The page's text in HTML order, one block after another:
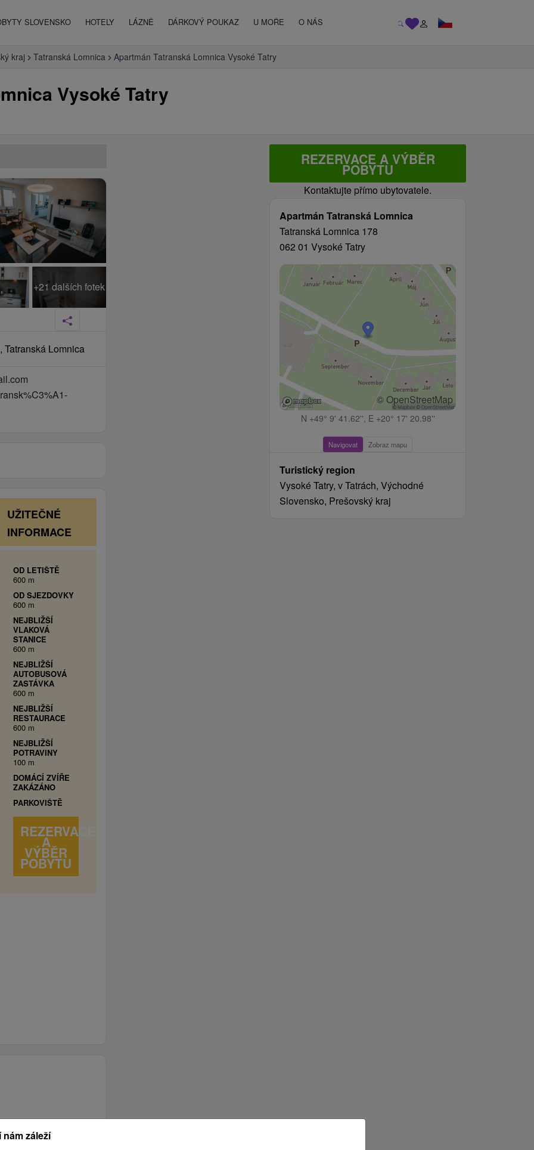
SLOVENSKO HOTELY LÁZNĚ DÁRKOVÝ POUKAZ U MOŘE O NÁS
kraj Tatranská Lomnica Apartmán Tatranská Lomnica Vysoké Tatry
Vysoké Tatry
REZERVACE A VÝBĚR
POBYTU
Kontaktujte přímo ubytovatele.
Apartmán Tatranská Lomnica
Tatranská Lomnica 178
062 01 Vysoké Tatry
© OpenStreetMap
N +49° 9' 41.62'', E +20° 17' 20.98''
Navigovat Zobraz mapu
Turistický region
Vysoké Tatry, v Tatrách, Východné
Slovensko, Prešovský kraj
+21 dalších fotek
Lomnica
UŽITEČNÉ
INFORMACE
OD LETIŠTĚ
600 m
OD SJEZDOVKY
600 m
NEJBLIŽŠÍ
VLAKOVÁ
STANICE
600 m
NEJBLIŽŠÍ
AUTOBUSOVÁ
ZASTÁVKA
600 m
NEJBLIŽŠÍ
RESTAURACE
600 m
NEJBLIŽŠÍ
POTRAVINY
100 m
DOMÁCÍ ZVÍŘE
ZAKÁZÁNO
PARKOVIŠTĚ
REZERVACE
A
VÝBĚR
POBYTU
záleží